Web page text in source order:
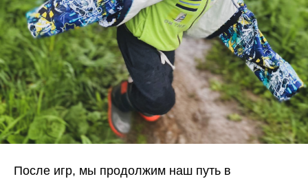
После игр, мы продолжим наш путь в